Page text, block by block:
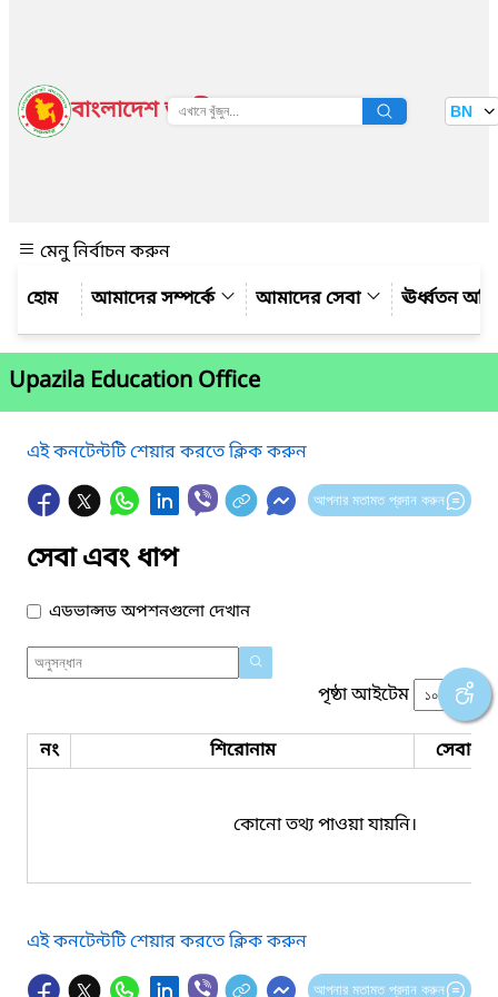
বাংলাদেশ জাতীয় তথ্য বাতায়ন BN
মেনু নির্বাচন করুন
আমাদের সম্পর্কে
আমাদের সেবা ঊর্ধ্বতন
Upazila Education Office
এই কনটেন্টটি শেয়ার করতে ক্লিক করুন
আপনার মতামত প্রদান করুন
সেবা এবং ধাপ
এডভান্সড অপশনগুলো দেখান
পৃষ্ঠা আইটেম
নং শিরোনাম সেবার
কোনো তথ্য পাওয়া যায়নি।
এই কনটেন্টটি শেয়ার করতে ক্লিক করুন
আপনার মতামত প্রদান করুন